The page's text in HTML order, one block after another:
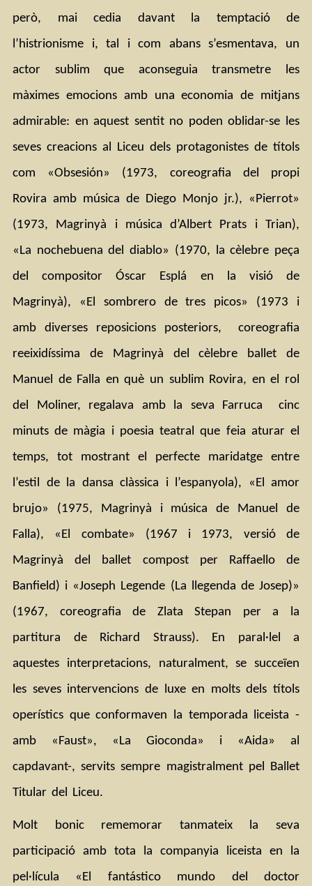
però, mai cedia davant la temptació de
l’histrionisme i, tal i com abans s’esmentava, un
actor sublim que aconseguia transmetre les
màximes emocions amb una economia de mitjans
admirable: en aquest sentit no poden oblidar-se les
seves creacions al Liceu dels protagonistes de títols
com «Obsesión» (1973, coreografia del propi
Rovira amb música de Diego Monjo jr.), «Pierrot»
(1973, Magrinyà i música d’Albert Prats i Trian),
«La nochebuena del diablo» (1970, la cèlebre peça
del compositor Óscar Esplá en la visió de
Magrinyà), «El sombrero de tres picos» (1973 i
amb diverses reposicions posteriors,  coreografia
reeixidíssima de Magrinyà del cèlebre ballet de
Manuel de Falla en què un sublim Rovira, en el rol
del Moliner, regalava amb la seva Farruca  cinc
minuts de màgia i poesia teatral que feia aturar el
temps, tot mostrant el perfecte maridatge entre
l’estil de la dansa clàssica i l’espanyola), «El amor
brujo» (1975, Magrinyà i música de Manuel de
Falla), «El combate» (1967 i 1973, versió de
Magrinyà del ballet compost per Raffaello de
Banfield) i «Joseph Legende (La llegenda de Josep)»
(1967, coreografia de Zlata Stepan per a la
partitura de Richard Strauss). En paral·lel a
aquestes interpretacions, naturalment, se succeïen
les seves intervencions de luxe en molts dels títols
operístics que conformaven la temporada liceista -
amb «Faust», «La Gioconda» i «Aida» al
capdavant-, servits sempre magistralment pel Ballet
Titular del Liceu.
Molt bonic rememorar tanmateix la seva
participació amb tota la companyia liceista en la
pel·lícula «El fantástico mundo del doctor